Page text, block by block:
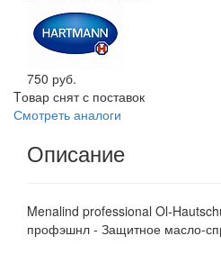
750 руб.
Tовар снят с поставок
Смотреть аналоги
Описание
Menalind professional Ol-
профэшнл - Защитное масло-